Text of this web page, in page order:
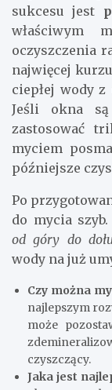
sukcesu jest
właściwym
oczyszczenia
najwięcej
ciepłej wody
Jeśli okna są
zastosować
myciem
późniejsze
Po
do mycia szyb.
od góry do
wody na już
Czy można
najlepszym
może
czyszczący.
Jaka jest